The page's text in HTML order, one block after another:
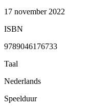
17 november 2022
ISBN
9789046176733
Taal
Nederlands
Speelduur